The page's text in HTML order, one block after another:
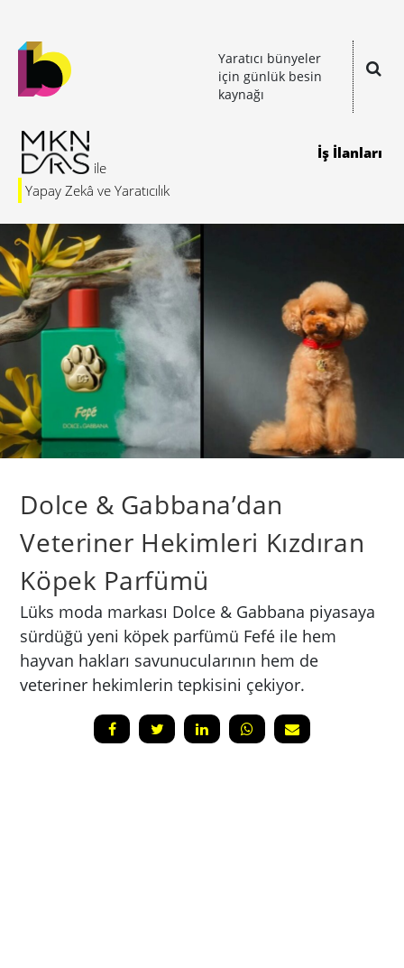
Yaratıcı bünyeler
için günlük besin
kaynağı
Yapay Zekâ ve Yaratıcılık
İş İlanları
Dolce & Gabbana’dan
Veteriner Hekimleri Kızdıran
Köpek Parfümü
Lüks moda markası Dolce & Gabbana piyasaya
sürdüğü yeni köpek parfümü Fefé ile hem
hayvan hakları savunucularının hem de
veteriner hekimlerin tepkisini çekiyor.